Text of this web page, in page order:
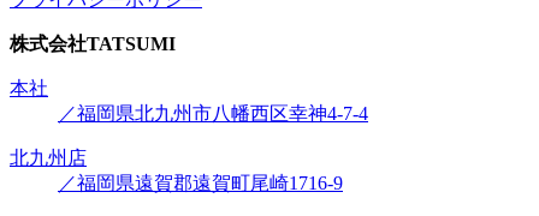
株式会社TATSUMI
本社
／福岡県北九州市八幡西区幸神4-7-4
北九州店
／福岡県遠賀郡遠賀町尾崎1716-9